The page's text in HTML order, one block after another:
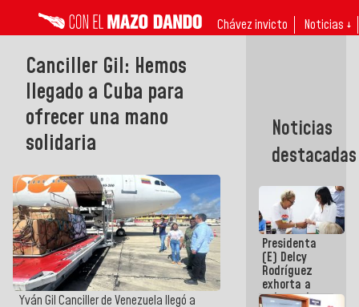
Chávez invicto Noticias ↓
Canciller Gil: Hemos
llegado a Cuba para
ofrecer una mano
solidaria
Yván Gil Canciller de Venezuela llegó a
Noticias
destacadas
Presidenta
(E) Delcy
Rodríguez
exhorta a
gobernadores